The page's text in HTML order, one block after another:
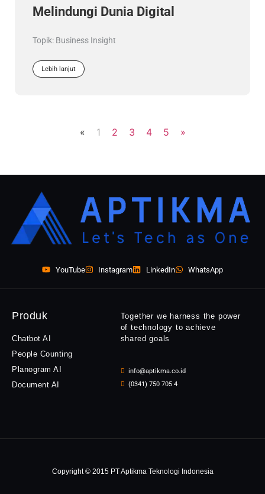
Melindungi Dunia Digital
Topik: Business Insight
Lebih lanjut
« 1 2 3 4 5 »
YouTube Instagram LinkedIn WhatsApp
Produk
Chatbot AI
People Counting
Planogram AI
Document AI
Together we harness the power
of technology to achieve
shared goals
info@aptikma.co.id
(0341) 750 705 4
Copyright © 2015 PT Aptikma Teknologi Indonesia